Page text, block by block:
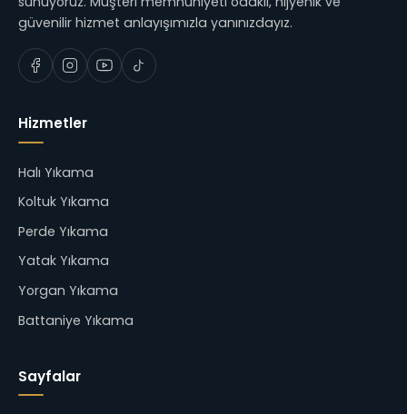
güvenilir hizmet anlayışımızla yanınızdayız.
Hizmetler
Halı Yıkama
Koltuk Yıkama
Perde Yıkama
Yatak Yıkama
Yorgan Yıkama
Battaniye Yıkama
Sayfalar